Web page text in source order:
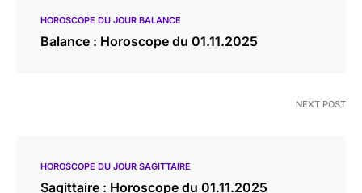
HOROSCOPE DU JOUR BALANCE
Balance : Horoscope du 01.11.2025
NEXT POST
HOROSCOPE DU JOUR SAGITTAIRE
Sagittaire : Horoscope du 01.11.2025